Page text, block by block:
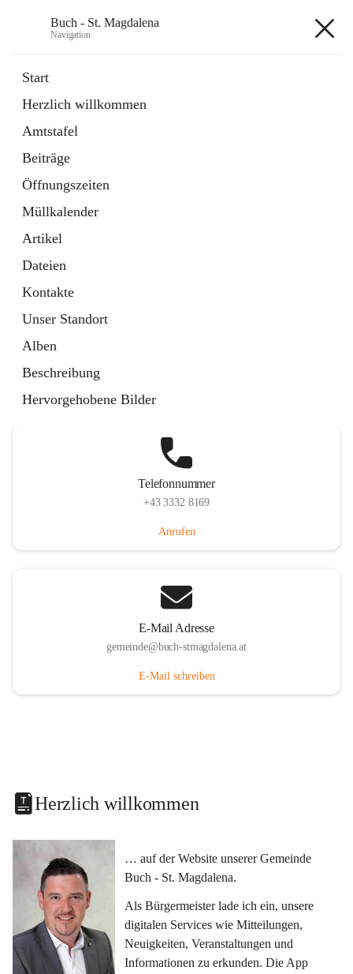
Buch - St. Magdalena
Navigation
Start
Herzlich willkommen
Amtstafel
Beiträge
Öffnungszeiten
Müllkalender
Artikel
Dateien
Kontakte
Unser Standort
Alben
Beschreibung
Hervorgehobene Bilder
11 Schnellzugriffe
Bürgerservice
10 Schnellzugriffe
Telefonnummer
+43 3332 8169
Anrufen
E-Mail Adresse
gemeinde@buch-stmagdalena.at
E-Mail schreiben
Herzlich willkommen
… auf der Website unserer Gemeinde
Buch - St. Magdalena.
Als Bürgermeister lade ich ein, unsere
digitalen Services wie Mitteilungen,
Neuigkeiten, Veranstaltungen und
Informationen zu erkunden. Die App